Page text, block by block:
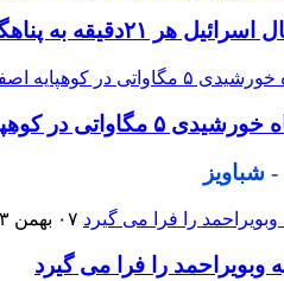
به پناهگاه می‌روند
در کوهپایه اصفهان
شباویز
۰۷ بهمن ۱۴۰۳
وبویراحمد را فرا می گیرد